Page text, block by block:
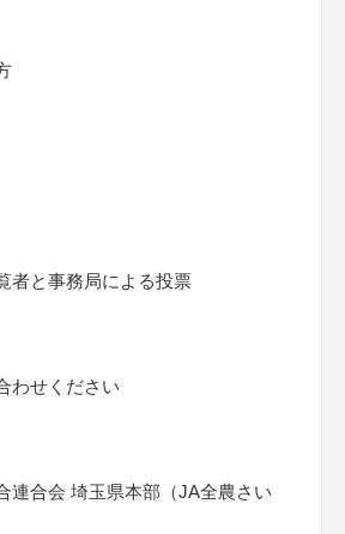
者と事務局による投票
わせください
連合会 埼玉県本部（JA全農さい